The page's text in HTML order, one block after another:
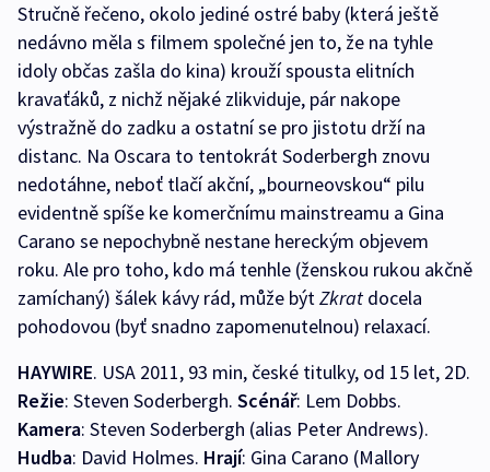
Stručně řečeno, okolo jediné ostré baby (která ještě
nedávno měla s filmem společné jen to, že na tyhle
idoly občas zašla do kina) krouží spousta elitních
kravaťáků, z nichž nějaké zlikviduje, pár nakope
výstražně do zadku a ostatní se pro jistotu drží na
distanc. Na Oscara to tentokrát Soderbergh znovu
nedotáhne, neboť tlačí akční, „bourneovskou“ pilu
evidentně spíše ke komerčnímu mainstreamu a Gina
Carano se nepochybně nestane hereckým objevem
roku. Ale pro toho, kdo má tenhle (ženskou rukou akčně
zamíchaný) šálek kávy rád, může býtZkrat docela
pohodovou (byť snadno zapomenutelnou) relaxací.
HAYWIRE. USA 2011, 93 min, české titulky, od 15 let, 2D.
Režie: Steven Soderbergh. Scénář: Lem Dobbs.
Kamera: Steven Soderbergh (alias Peter Andrews).
Hudba: David Holmes. Hrají: Gina Carano (Mallory